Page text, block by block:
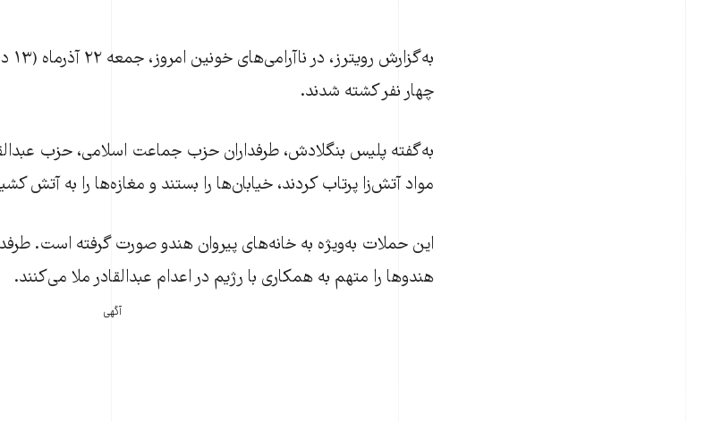
چهار نفر کشته شدند.
به‌گفته پليس بنگلادش، طرفداران حزب جماعت اسلامی، حزب
مواد آتش‌زا پرتاب کردند، خيابان‌ها را بستند و مغازه‌ها را به آتش
اين حملات به‌ويژه به خانه‌های پيروان هندو صورت گرفته است.
هندوها را متهم به همکاری با رژيم در اعدام عبدالقادر ملا می‌کنند.
آگهی